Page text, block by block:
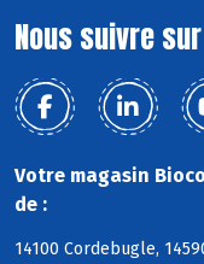
Nous suivre sur
Votre magasin
de :
14100 Cordebugle,